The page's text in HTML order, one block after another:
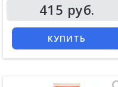
415 руб.
КУПИТЬ